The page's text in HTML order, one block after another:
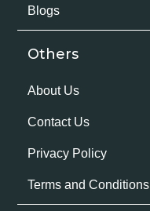
Blogs
Others
About Us
Contact Us
Privacy Policy
Terms and Conditions